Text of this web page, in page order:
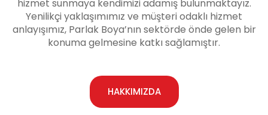
hizmet sunmaya kendimizi adamış bulunmaktayız.
Yenilikçi yaklaşımımız ve müşteri odaklı hizmet
anlayışımız, Parlak Boya’nın sektörde önde gelen bir
konuma gelmesine katkı sağlamıştır.
HAKKIMIZDA